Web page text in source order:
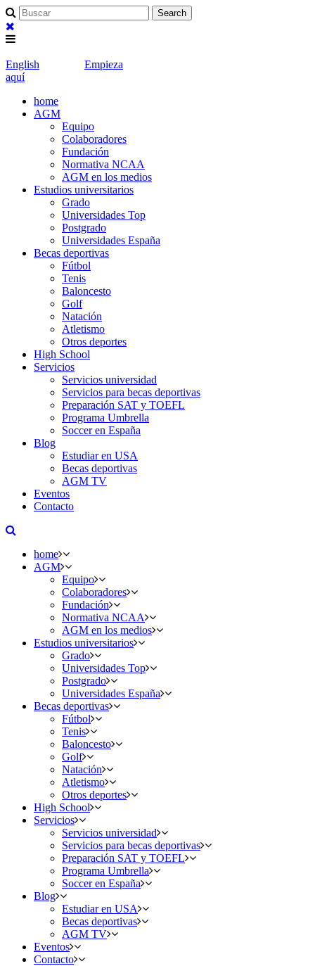
English
Empieza
aquí
home
AGM
Equipo
Colaboradores
Fundación
Normativa NCAA
AGM en los medios
Estudios universitarios
Grado
Universidades Top
Postgrado
Universidades España
Becas deportivas
Fútbol
Tenis
Baloncesto
Golf
Natación
Atletismo
Otros deportes
High School
Servicios
Servicios universidad
Servicios para becas deportivas
Preparación SAT y TOEFL
Programa Umbrella
Soccer en España
Blog
Estudiar en USA
Becas deportivas
AGM TV
Eventos
Contacto
home
AGM
Equipo
Colaboradores
Fundación
Normativa NCAA
AGM en los medios
Estudios universitarios
Grado
Universidades Top
Postgrado
Universidades España
Becas deportivas
Fútbol
Tenis
Baloncesto
Golf
Natación
Atletismo
Otros deportes
High School
Servicios
Servicios universidad
Servicios para becas deportivas
Preparación SAT y TOEFL
Programa Umbrella
Soccer en España
Blog
Estudiar en USA
Becas deportivas
AGM TV
Eventos
Contacto